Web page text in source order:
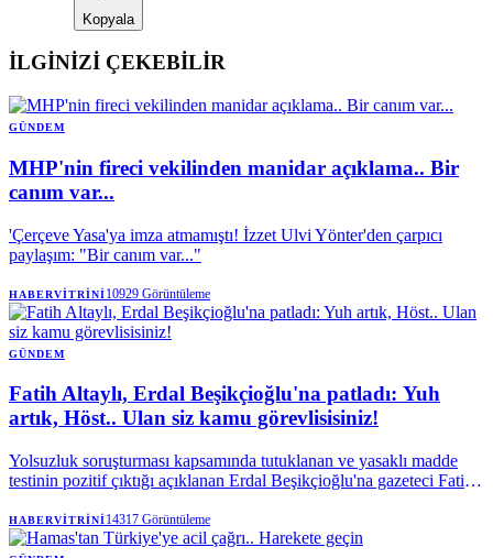
Kopyala
İLGİNİZİ ÇEKEBİLİR
GÜNDEM
MHP'nin fireci vekilinden manidar açıklama.. Bir
canım var...
'Çerçeve Yasa'ya imza atmamıştı! İzzet Ulvi Yönter'den çarpıcı
paylaşım: "Bir canım var..."
HABERVITRINI10929 Görüntüleme
GÜNDEM
Fatih Altaylı, Erdal Beşikçioğlu'na patladı: Yuh
artık, Höst.. Ulan siz kamu görevlisisiniz!
Yolsuzluk soruşturması kapsamında tutuklanan ve yasaklı madde
testinin pozitif çıktığı açıklanan Erdal Beşikçioğlu'na gazeteci Fatih
sorumluluğa dikkat çekerek, "Ulan, siz kamu görevlisisiniz. Bu
kadar olur mu?" ifadelerini kullandı.
HABERVITRINI14317 Görüntüleme